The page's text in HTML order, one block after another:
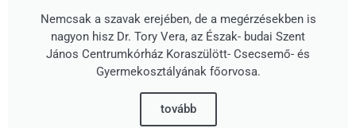
Nemcsak a szavak erejében, de a megérzésekben is
nagyon hisz Dr. Tory Vera, az Észak- budai Szent
János Centrumkórház Koraszülött- Csecsemő- és
Gyermekosztályának főorvosa.
tovább